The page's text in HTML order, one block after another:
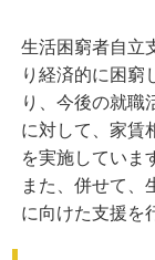
生活困窮者自立
り経済的に困窮
り、今後の就職
に対して、家賃
を実施していま
また、併せて、
に向けた支援を